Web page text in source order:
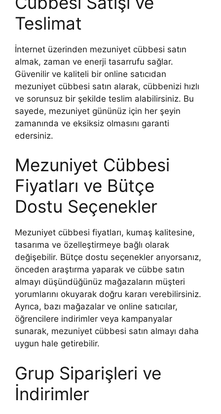
Teslimat
İnternet üzerinden mezuniyet cübbesi satın
almak, zaman ve enerji tasarrufu sağlar.
Güvenilir ve kaliteli bir online satıcıdan
mezuniyet cübbesi satın alarak, cübbenizi hızlı
ve sorunsuz bir şekilde teslim alabilirsiniz. Bu
sayede, mezuniyet gününüz için her şeyin
zamanında ve eksiksiz olmasını garanti
edersiniz.
Mezuniyet Cübbesi
Fiyatları ve Bütçe
Dostu Seçenekler
Mezuniyet cübbesi fiyatları, kumaş kalitesine,
tasarıma ve özelleştirmeye bağlı olarak
değişebilir. Bütçe dostu seçenekler arıyorsanız,
önceden araştırma yaparak ve cübbe satın
almayı düşündüğünüz mağazaların müşteri
yorumlarını okuyarak doğru kararı verebilirsiniz.
Ayrıca, bazı mağazalar ve online satıcılar,
öğrencilere indirimler veya kampanyalar
sunarak, mezuniyet cübbesi satın almayı daha
uygun hale getirebilir.
Grup Siparişleri ve
İndirimler